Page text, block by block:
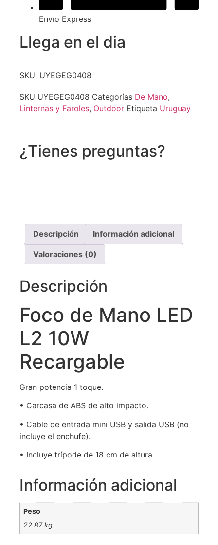
Envío Express
Llega en el dia
SKU: UYEGEG0408
SKU UYEGEG0408 Categorías De Mano,
Linternas y Faroles, Outdoor Etiqueta Uruguay
¿Tienes preguntas?
Descripción Información adicional
Valoraciones (0)
Descripción
Foco de Mano LED
L2 10W
Recargable
Gran potencia 1 toque.
• Carcasa de ABS de alto impacto.
• Cable de entrada mini USB y salida USB (no
incluye el enchufe).
• Incluye trípode de 18 cm de altura.
Información adicional
Peso
22.87 kg